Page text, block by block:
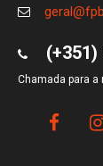
(+351)
Chamada para a